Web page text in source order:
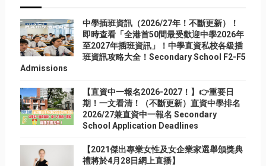
中學插班資訊（2026/27年！不斷更新）！
即時查看「全港首50間最受歡迎中學2026年
至2027年插班資訊」！中學直資私校各級插
班資訊攻略大全！Secondary School F2-F5
Admissions
【直資中一報名2026-2027！】👉重要日
期！一文看清！（不斷更新）直資中學排名
2026/27兼直資中一報名 Secondary
School Application Deadlines
【2021傑出專業女性及女企業家選舉頒獎典
禮將於4月28日網上直播】